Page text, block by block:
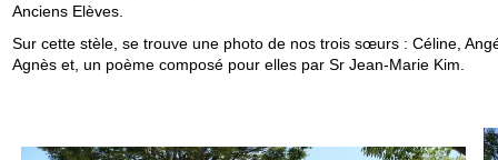
Anciens Elèves.
Sur cette stèle, se trouve une photo de nos trois sœurs : Céline,
Agnès et, un poème composé pour elles par Sr Jean-Marie Kim.